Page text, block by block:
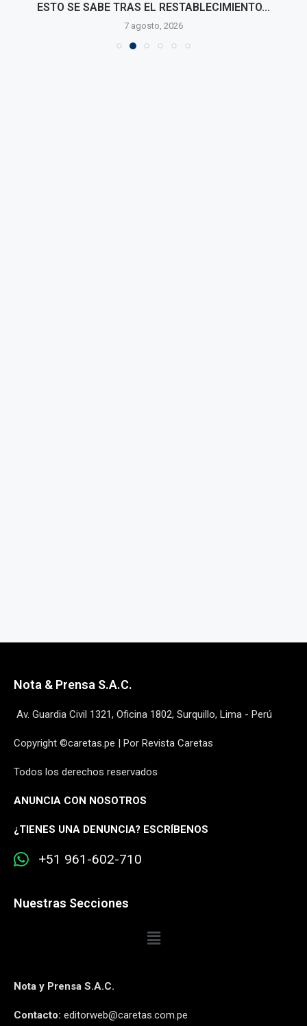
ESTO SE SABE TRAS EL RESTABLECIMIENTO...
7 agosto, 2026
Nota & Prensa S.A.C.
Av. Guardia Civil 1321, Oficina 1802, Surquillo, Lima - Perú
Copyright ©caretas.pe | Por Revista Caretas
Todos los derechos reservados
ANUNCIA CON NOSOTROS
¿TIENES UNA DENUNCIA? ESCRÍBENOS
+51 961-602-710
Nuestras Secciones
Nota y Prensa S.A.C.
Contacto: editorweb@caretas.com.pe